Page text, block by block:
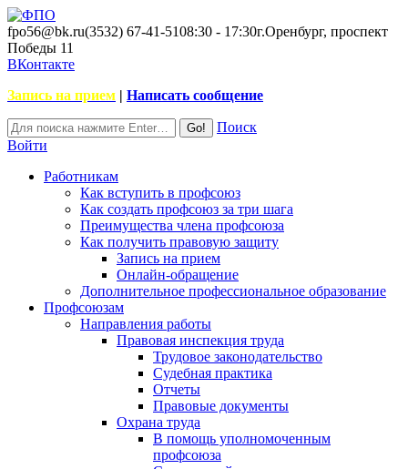
fpo56@bk.ru(3532) 67-41-5108:30 - 17:30г.Оренбург, проспект
Победы 11
ВКонтакте
Запись на прием | Написать сообщение
Поиск
Войти
Работникам
Как вступить в профсоюз
Как создать профсоюз за три шага
Преимущества члена профсоюза
Как получить правовую защиту
Запись на прием
Онлайн-обращение
Дополнительное профессиональное образование
Профсоюзам
Направления работы
Правовая инспекция труда
Трудовое законодательство
Судебная практика
Отчеты
Правовые документы
Охрана труда
В помощь уполномоченным
профсоюза